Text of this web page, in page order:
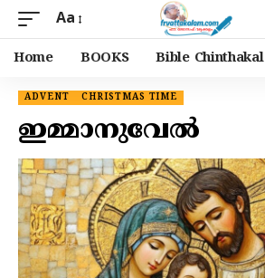
Aa
Home BOOKS Bible Chinthakal
ADVENT CHRISTMAS TIME
ഇമ്മാനുവേൽ